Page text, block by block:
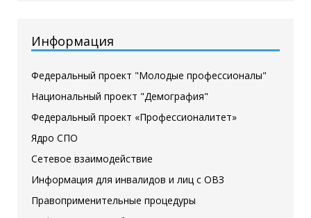
Информация
Федеральный проект "Молодые профессионалы"
Национальный проект "Демография"
Федеральный проект «Профессионалитет»
Ядро СПО
Сетевое взаимодействие
Информация для инвалидов и лиц с ОВЗ
Правоприменительные процедуры